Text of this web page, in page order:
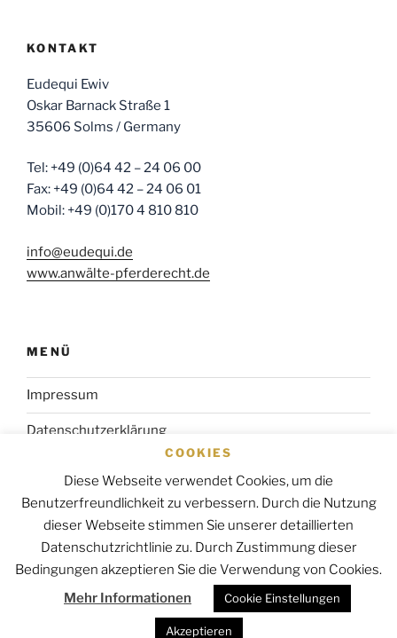
KONTAKT
Eudequi Ewiv
Oskar Barnack Straße 1
35606 Solms / Germany
Tel: +49 (0)64 42 – 24 06 00
Fax: +49 (0)64 42 – 24 06 01
Mobil: +49 (0)170 4 810 810
info@eudequi.de
www.anwälte-pferderecht.de
MENÜ
Impressum
Datenschutzerklärung
E-
COOKIES
Diese Webseite verwendet Cookies, um die
Benutzerfreundlichkeit zu verbessern. Durch die Nutzung
dieser Webseite stimmen Sie unserer detaillierten
Datenschutzrichtlinie zu. Durch Zustimmung dieser
Bedingungen akzeptieren Sie die Verwendung von Cookies.
Mehr Informationen
Cookie Einstellungen
Akzeptieren